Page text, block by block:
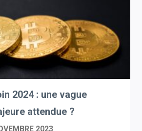
2024 : une vague
attendue ?
2023